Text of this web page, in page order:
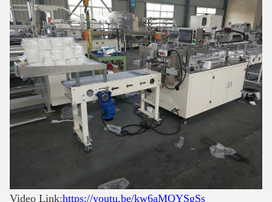
Video Link:https://youtu.be/kw6aMQYSgSs